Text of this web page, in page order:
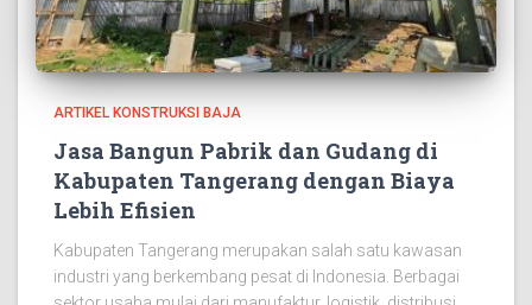
ARTIKEL KONSTRUKSI BAJA
Jasa Bangun Pabrik dan Gudang di
Kabupaten Tangerang dengan Biaya
Lebih Efisien
Kabupaten Tangerang merupakan salah satu kawasan
industri yang berkembang pesat di Indonesia. Berbagai